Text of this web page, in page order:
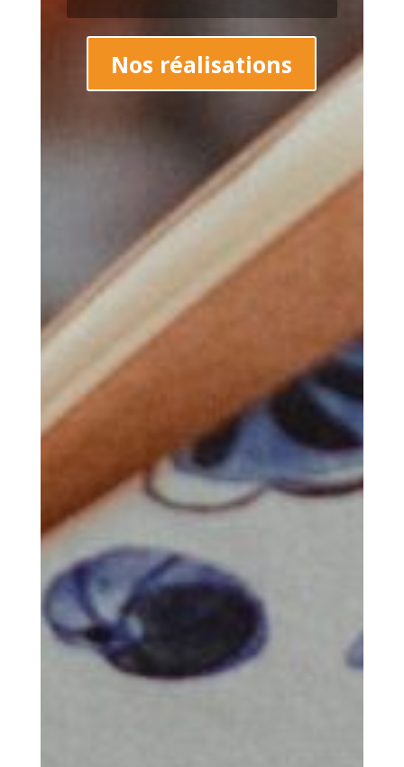
Nos réalisations